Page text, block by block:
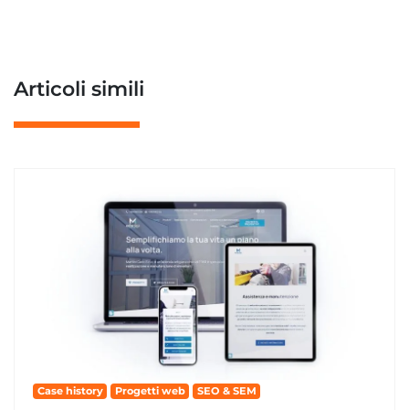
Articoli simili
Case history Progetti web SEO & SEM